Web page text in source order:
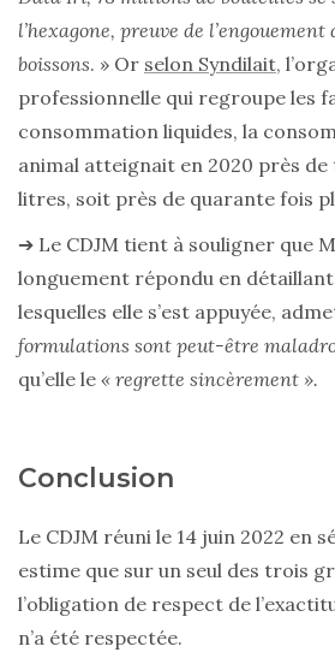
l’hexagone, preuve de
boissons. » Or selon Syndilait,
professionnelle qui regroupe les
consommation liquides, la
animal atteignait en 2020 près
litres, soit près de quarante fois
➔ Le CDJM tient à souligner que
longuement répondu en
lesquelles elle s’est appuyée,
formulations sont peut-être
qu’elle le « regrette sincèrement ».
Conclusion
Le CDJM réuni le 14 juin 2022 en
estime que sur un seul des trois
l’obligation de respect de
n’a été respectée.